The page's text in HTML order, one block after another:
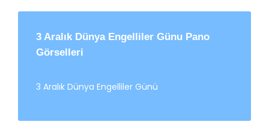
3 Aralık Dünya Engelliler Günu Pano
Görselleri
3 Aralık Dünya Engelliler Günü